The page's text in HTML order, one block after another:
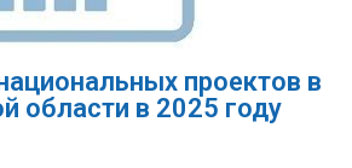
проектов в
области в 2025 году